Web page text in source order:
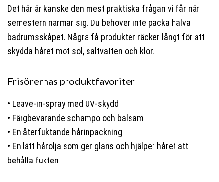
Det här är kanske den mest praktiska frågan vi får när
semestern närmar sig. Du behöver inte packa halva
badrumsskåpet. Några få produkter räcker långt för att
skydda håret mot sol, saltvatten och klor.
Frisörernas produktfavoriter
• Leave-in-spray med UV-skydd
• Färgbevarande schampo och balsam
• En återfuktande hårinpackning
• En lätt hårolja som ger glans och hjälper håret att
behålla fukten